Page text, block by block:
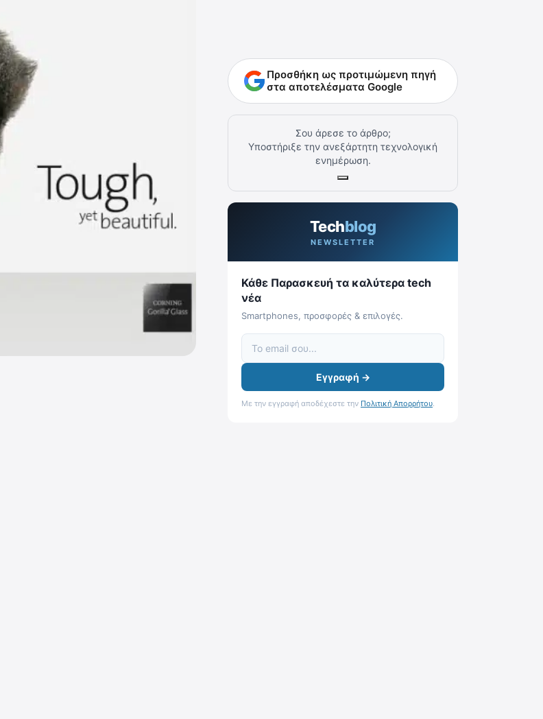
Προσθήκη ως προτιμώμενη πηγή
στα αποτελέσματα Google
Σου άρεσε το άρθρο;
Υποστήριξε την ανεξάρτητη τεχνολογική
ενημέρωση.
Techblog
NEWSLETTER
Κάθε Παρασκευή τα καλύτερα tech
νέα
Smartphones, προσφορές & επιλογές.
Εγγραφή →
Με την εγγραφή αποδέχεστε την Πολιτική Απορρήτου.